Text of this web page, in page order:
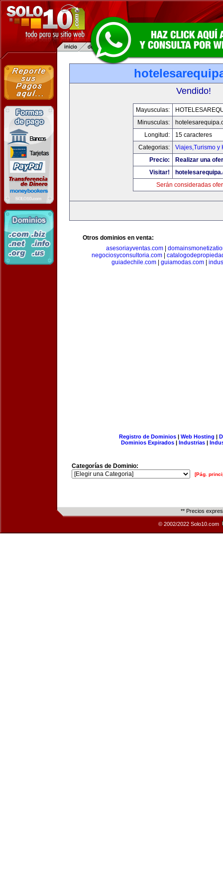
Vendido!
Mayusculas:
Minusculas:
Longitud:
15 caracteres
Categorias:
Viajes,Turismo y
Precio:
Realizar una
Visitar!
Serán consideradas
Otros dominios en venta:
asesoriayventas.com
negociosyconsultoria.com|
guiadechile.com
guiamodas.com
Registro de Dominios| Web Hosting |
Dominios Expirados | Industrias |
Categorías de Dominio:
[Pág.
** Precios
© 2002/2022 Solo10.com